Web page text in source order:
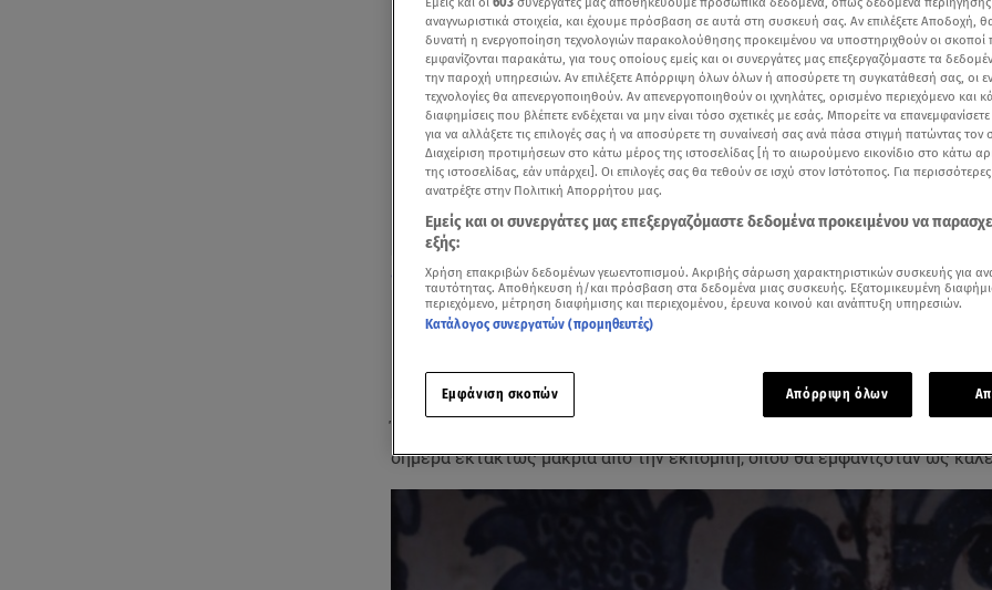
Ατύχημα για τη Σοφία Βογιατζάκη: Ο λόγος που δεν εμφανίστηκε στο Πάμε Δανάη, όπου ήταν
Δείτε περισσότερα άρθρα μας στα αποτελέσματα αναζήτησης
Ένα μικρό ατύχημα στο σπίτι της είχε η
σήμερα εκτάκτως μακριά από την εκπομπή, όπου θα εμφανιζόταν ως
αναγνωριστικά στοιχεία, και έχουμε πρόσβαση σε αυτά στη συσκευή σας. Αν επιλέξετε Αποδοχή,
δυνατή η ενεργοποίηση τεχνολογιών παρακολούθησης προκειμένου να υποστηριχθούν οι σκοποί
εμφανίζονται παρακάτω, για τους οποίους εμείς και οι συνεργάτες μας επεξεργαζόμαστε τα
την παροχή υπηρεσιών. Αν επιλέξετε Απόρριψη όλων όλων ή αποσύρετε τη συγκατάθεσή σας, οι
τεχνολογίες θα απενεργοποιηθούν. Αν απενεργοποιηθούν οι ιχνηλάτες, ορισμένο περιεχόμενο και
διαφημίσεις που βλέπετε ενδέχεται να μην είναι τόσο σχετικές με εσάς. Μπορείτε να
για να αλλάξετε τις επιλογές σας ή να αποσύρετε τη συναίνεσή σας ανά πάσα στιγμή πατώντας τον
Διαχείριση προτιμήσεων στο κάτω μέρος της ιστοσελίδας [ή το αιωρούμενο εικονίδιο στο κάτω
της ιστοσελίδας, εάν υπάρχει]. Οι επιλογές σας θα τεθούν σε ισχύ στον Ιστότοπος. Για
ανατρέξτε στην Πολιτική Απορρήτου μας.
Εμείς και οι συνεργάτες μας επεξεργαζόμαστε δεδομένα προκειμένου να
εξής:
Χρήση επακριβών δεδομένων γεωεντοπισμού. Ακριβής σάρωση χαρακτηριστικών συσκευής για
ταυτότητας. Αποθήκευση ή/και πρόσβαση στα δεδομένα μιας συσκευής. Εξατομικευμένη
περιεχόμενο, μέτρηση διαφήμισης και περιεχομένου, έρευνα κοινού και ανάπτυξη υπηρεσιών.
Κατάλογος συνεργατών (προμηθευτές)
Εμφάνιση σκοπών Απόρριψη όλων